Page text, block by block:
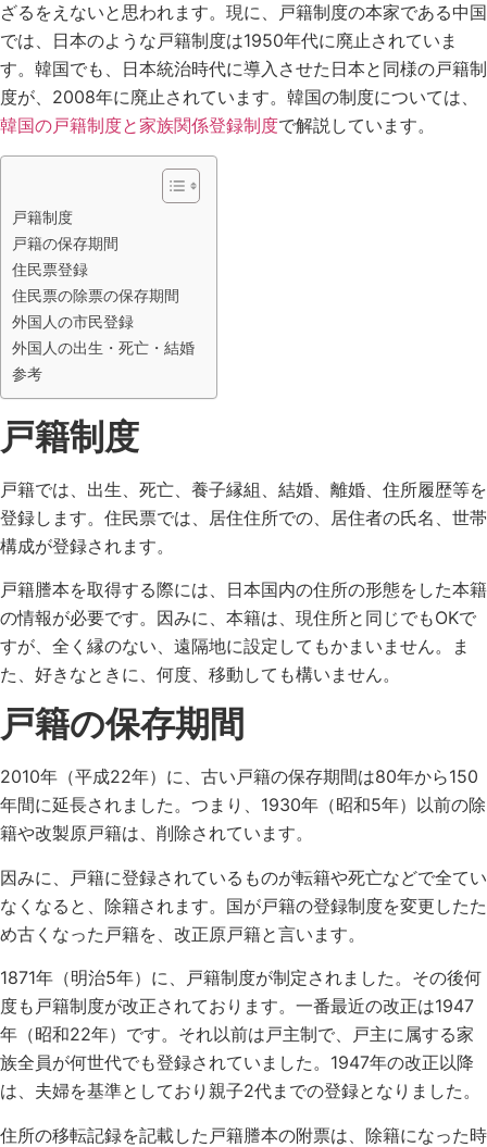
ざるをえないと思われます。現に、戸籍制度の本家である中国
では、日本のような戸籍制度は1950年代に廃止されていま
す。韓国でも、日本統治時代に導入させた日本と同様の戸籍制
度が、2008年に廃止されています。韓国の制度については、
韓国の戸籍制度と家族関係登録制度で解説しています。
戸籍制度
戸籍の保存期間
住民票登録
住民票の除票の保存期間
外国人の市民登録
外国人の出生・死亡・結婚
参考
戸籍制度
戸籍では、出生、死亡、養子縁組、結婚、離婚、住所履歴等を
登録します。住民票では、居住住所での、居住者の氏名、世帯
構成が登録されます。
戸籍謄本を取得する際には、日本国内の住所の形態をした本籍
の情報が必要です。因みに、本籍は、現住所と同じでもOKで
すが、全く縁のない、遠隔地に設定してもかまいません。ま
た、好きなときに、何度、移動しても構いません。
戸籍の保存期間
2010年（平成22年）に、古い戸籍の保存期間は80年から150
年間に延長されました。つまり、1930年（昭和5年）以前の除
籍や改製原戸籍は、削除されています。
因みに、戸籍に登録されているものが転籍や死亡などで全てい
なくなると、除籍されます。国が戸籍の登録制度を変更したた
め古くなった戸籍を、改正原戸籍と言います。
1871年（明治5年）に、戸籍制度が制定されました。その後何
度も戸籍制度が改正されております。一番最近の改正は1947
年（昭和22年）です。それ以前は戸主制で、戸主に属する家
族全員が何世代でも登録されていました。1947年の改正以降
は、夫婦を基準としており親子2代までの登録となりました。
住所の移転記録を記載した戸籍謄本の附票は、除籍になった時